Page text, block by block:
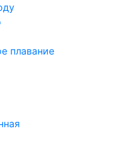
плавание